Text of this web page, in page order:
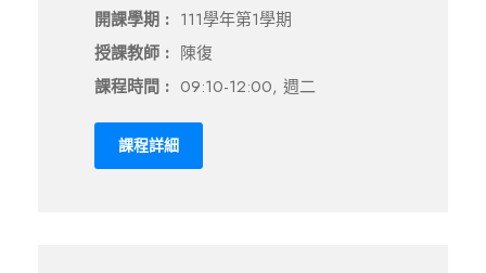
開課學期 : 111學年第1學期
授課教師 : 陳復
課程時間 : 09:10-12:00, 週二
課程詳細